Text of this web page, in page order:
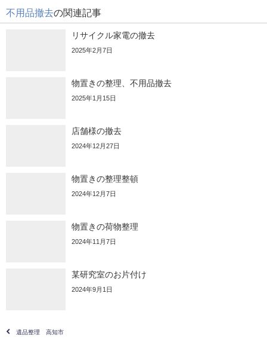
不用品撤去の関連記事
リサイクル家電の撤去
2025年2月7日
物置きの整理、不用品撤去
2025年1月15日
店舗様の撤去
2024年12月27日
物置きの整理整頓
2024年12月7日
物置きの荷物整理
2024年11月7日
某研究室のお片付け
2024年9月1日
遺品整理 高知市